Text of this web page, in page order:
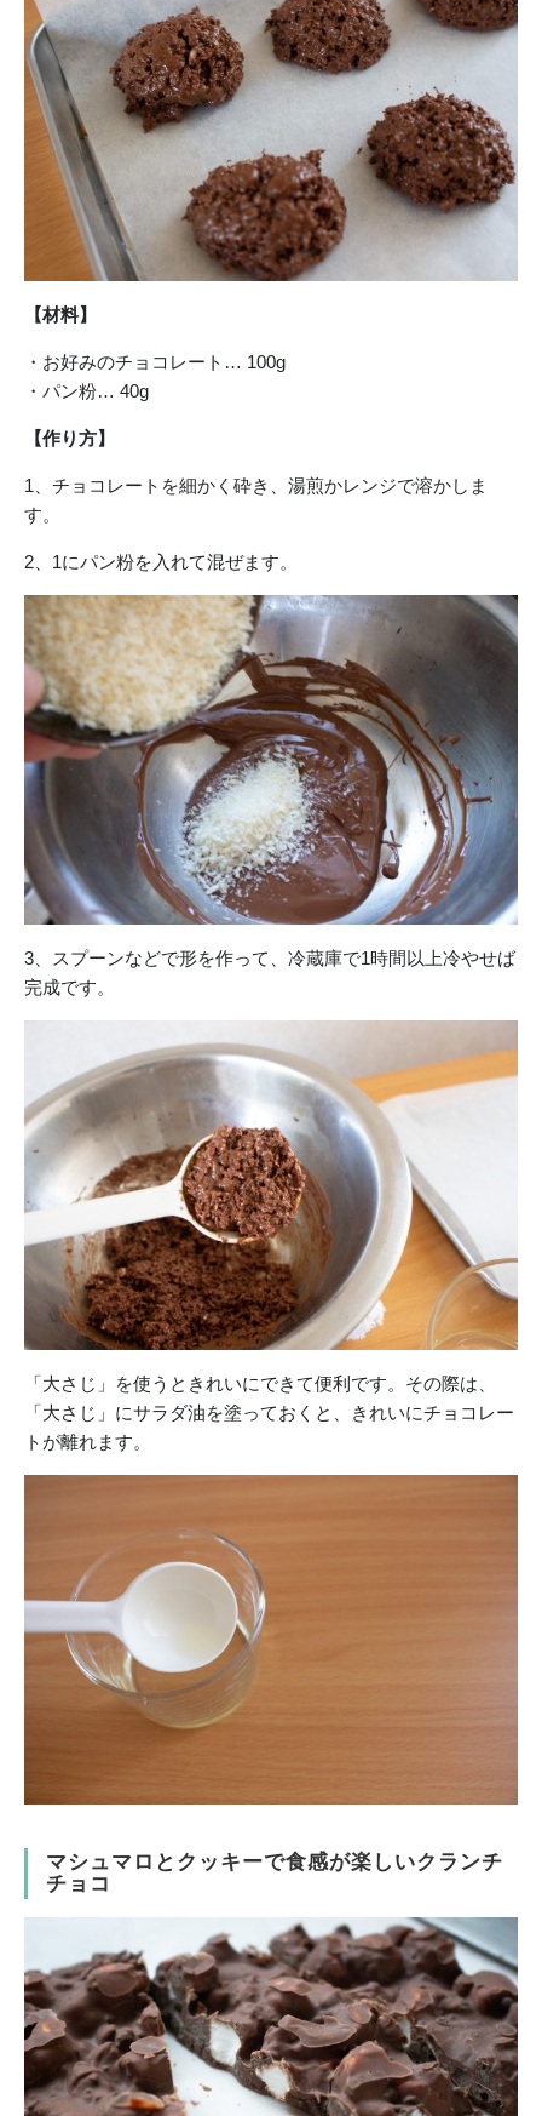
【材料】
・お好みのチョコレート… 100g
・パン粉… 40g
【作り方】
1、チョコレートを細かく砕き、湯煎かレンジで溶かしま
す。
2、1にパン粉を入れて混ぜます。
3、スプーンなどで形を作って、冷蔵庫で1時間以上冷やせば
完成です。
「大さじ」を使うときれいにできて便利です。その際は、
「大さじ」にサラダ油を塗っておくと、きれいにチョコレー
トが離れます。
マシュマロとクッキーで食感が楽しいクランチ
チョコ